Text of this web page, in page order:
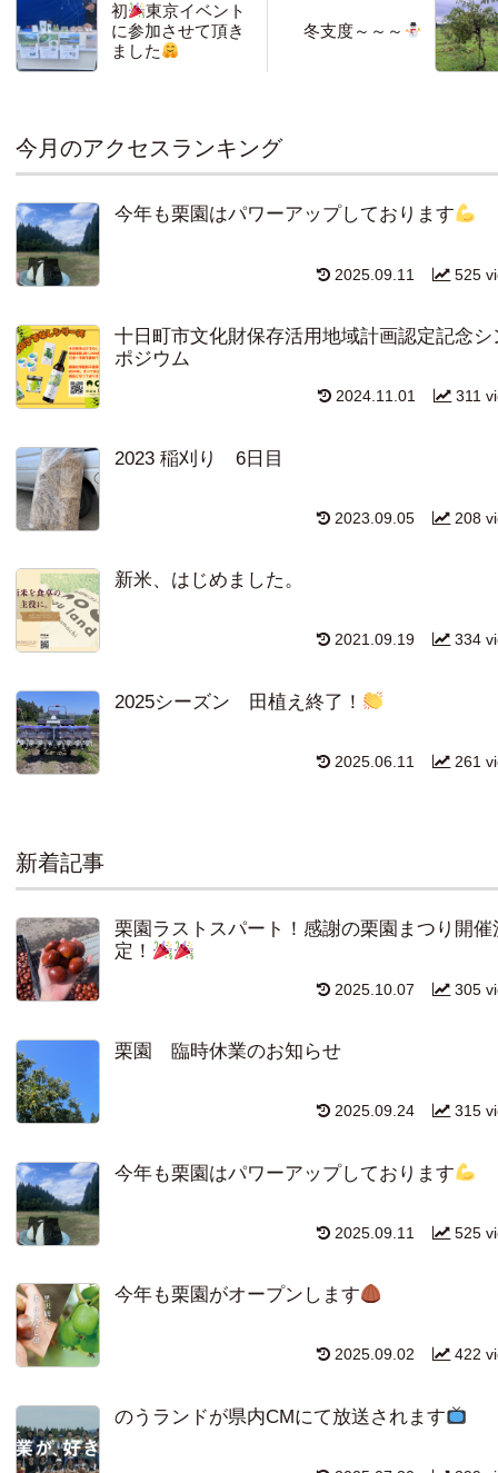
初
東京イベント
に参加させて頂き
ました
冬支度～～～
今月のアクセスランキング
今年も栗園はパワーアップしております
525
2025.09.11
十日町市文化財保存活用地域計画認定記念シ
ポジウム
311
2024.11.01
2023 稲刈り 6日目
208
2023.09.05
新米、はじめました。
334
2021.09.19
2025シーズン 田植え終了！
261
2025.06.11
新着記事
栗園ラストスパート！感謝の栗園まつり開催
定！
305
2025.10.07
栗園 臨時休業のお知らせ
315
2025.09.24
今年も栗園はパワーアップしております
525
2025.09.11
今年も栗園がオープンします
422
2025.09.02
のうランドが県内CMにて放送されます